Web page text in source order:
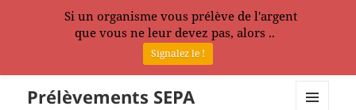
Prélèvements SEPA
Si un organisme vous prélève de l'argent
que vous ne leur devez pas, alors ..
Signalez le !